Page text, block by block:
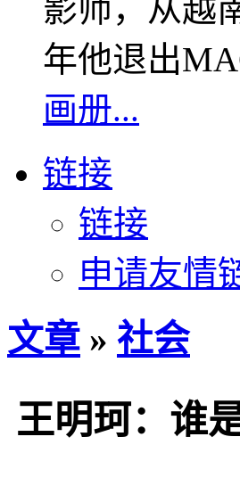
影师，从越
年他退出
画册...
链接
链接
申请友情
文章 » 社会
王明珂：谁